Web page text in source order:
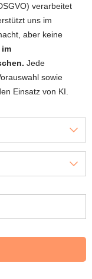
verarbeitet
uns im
aber keine
Jede
sowie
Einsatz von KI.